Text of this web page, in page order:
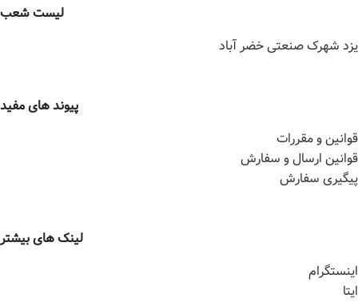
لیست شعب
یزد شهرک صنعتی خضر آباد
پیوند های مفید
قوانین و مقررات
قوانین ارسال و سفارش
پیگیری سفارش
لینک های بیشتر
اینستگرام
ایتا